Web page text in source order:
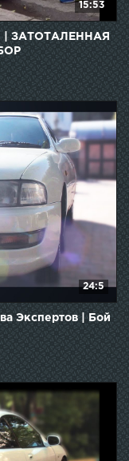
15:53
ЗАТОТАЛЕННАЯ
24:5
Экспертов | Бой